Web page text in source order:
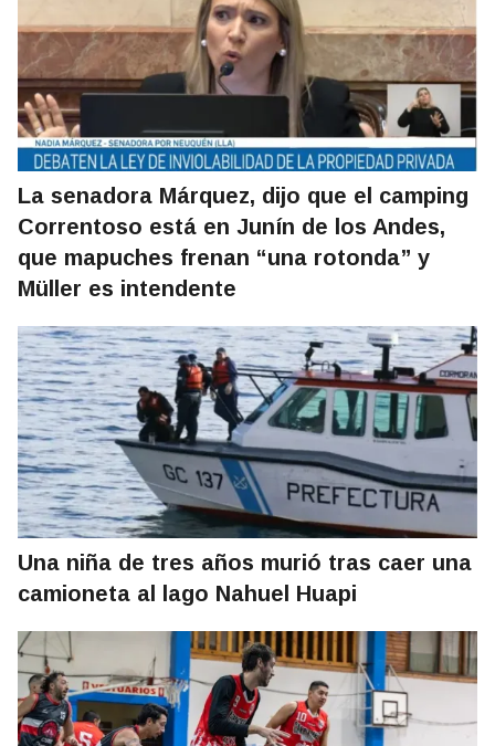
La senadora Márquez, dijo que el camping
Correntoso está en Junín de los Andes,
que mapuches frenan “una rotonda” y
Müller es intendente
Una niña de tres años murió tras caer una
camioneta al lago Nahuel Huapi